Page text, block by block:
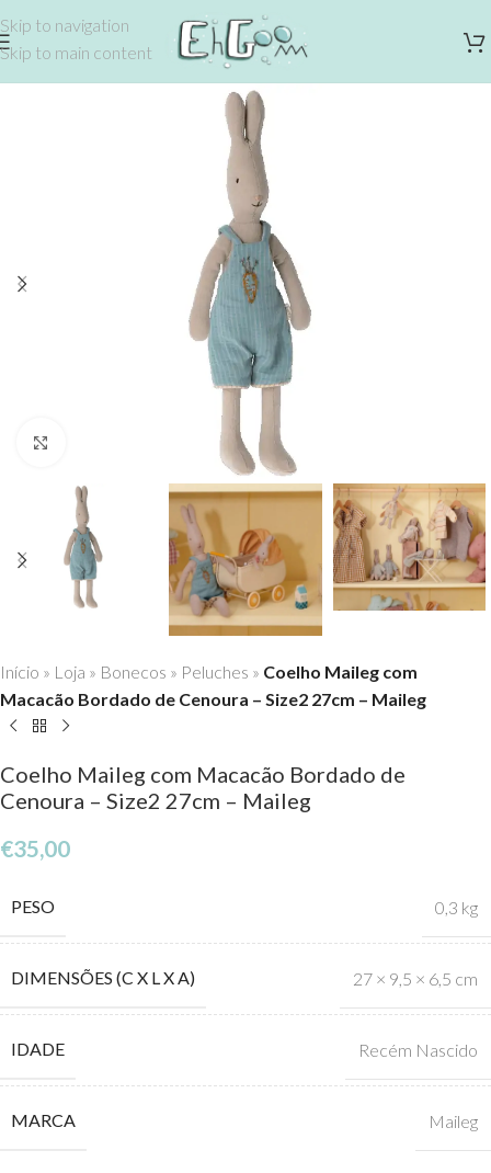
Skip to navigation
Skip to main content
Início » Loja » Bonecos » Peluches » Coelho Maileg com
Macacão Bordado de Cenoura – Size2 27cm – Maileg
Coelho Maileg com Macacão Bordado de
Cenoura – Size2 27cm – Maileg
€35,00
PESO 0,3 kg
DIMENSÕES (C X L X A) 27 × 9,5 × 6,5 cm
IDADE Recém Nascido
MARCA Maileg